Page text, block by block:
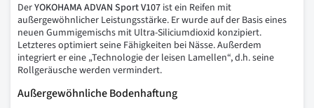
DerYOKOHAMA ADVAN Sport V107 ist ein Reifen mit
außergewöhnlicher Leistungsstärke. Er wurde auf der Basis eines
neuen Gummigemischs mit Ultra-Siliciumdioxid konzipiert.
Letzteres optimiert seine Fähigkeiten bei Nässe. Außerdem
integriert er eine „Technologie der leisen Lamellen“, d.h. seine
Rollgeräusche werden vermindert.
Außergewöhnliche Bodenhaftung